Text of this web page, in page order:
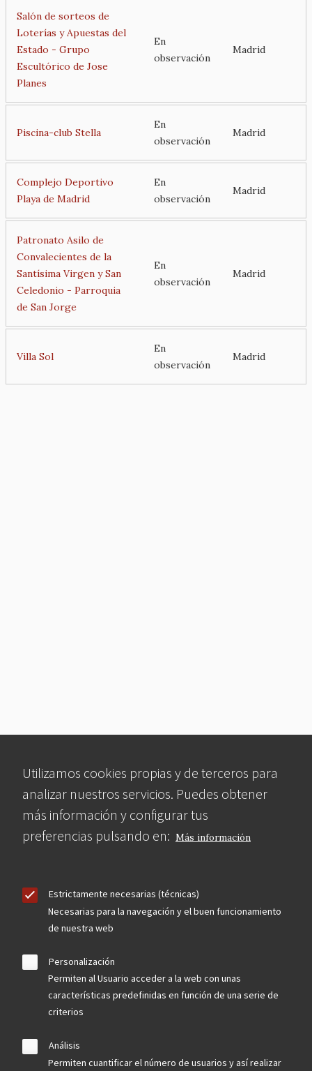
Utilizamos cookies propias y de terceros para
analizar nuestros servicios. Puedes obtener
más información y configurar tus
preferencias pulsando en: Más información
Estrictamente necesarias (técnicas)
Necesarias para la navegación y el buen funcionamiento
de nuestra web
Personalización
Permiten al Usuario acceder a la web con unas
características predefinidas en función de una serie de
criterios
Análisis
Permiten cuantificar el número de usuarios y así realizar
Salón de sorteos de
Loterías y Apuestas del
Estado - Grupo
Escultórico de Jose
Planes
En
observación
Madrid
Piscina-club Stella
En
observación
Madrid
Complejo Deportivo
Playa de Madrid
En
observación
Madrid
Patronato Asilo de
Convalecientes de la
Santísima Virgen y San
Celedonio - Parroquia
de San Jorge
En
observación
Madrid
Villa Sol
En
observación
Madrid